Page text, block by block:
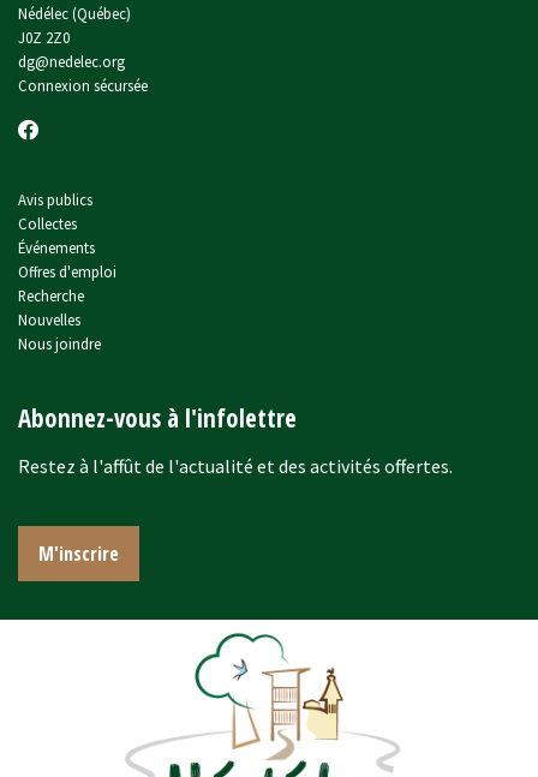
Nédélec (Québec)
J0Z 2Z0
dg@nedelec.org
Connexion sécursée
Avis publics
Collectes
Événements
Offres d'emploi
Recherche
Nouvelles
Nous joindre
Abonnez-vous à l'infolettre
Restez à l'affût de l'actualité et des activités offertes.
M'inscrire